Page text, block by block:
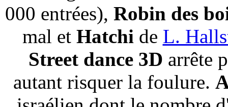
000 entrées), Robin des
mal et Hatchi de L.
Street dance 3D arrête
autant risquer la foulure.